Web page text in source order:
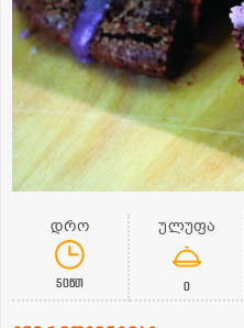
დრო
50წთ
ულუფა
0